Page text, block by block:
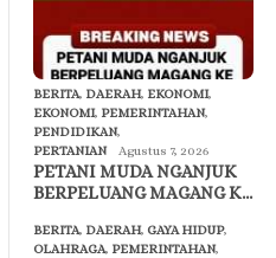
BERITA, DAERAH, EKONOMI,
EKONOMI, PEMERINTAHAN,
PENDIDIKAN,
PERTANIAN
Agustus 7, 2026
PETANI MUDA NGANJUK
BERPELUANG MAGANG K…
BERITA, DAERAH, GAYA HIDUP,
OLAHRAGA, PEMERINTAHAN,